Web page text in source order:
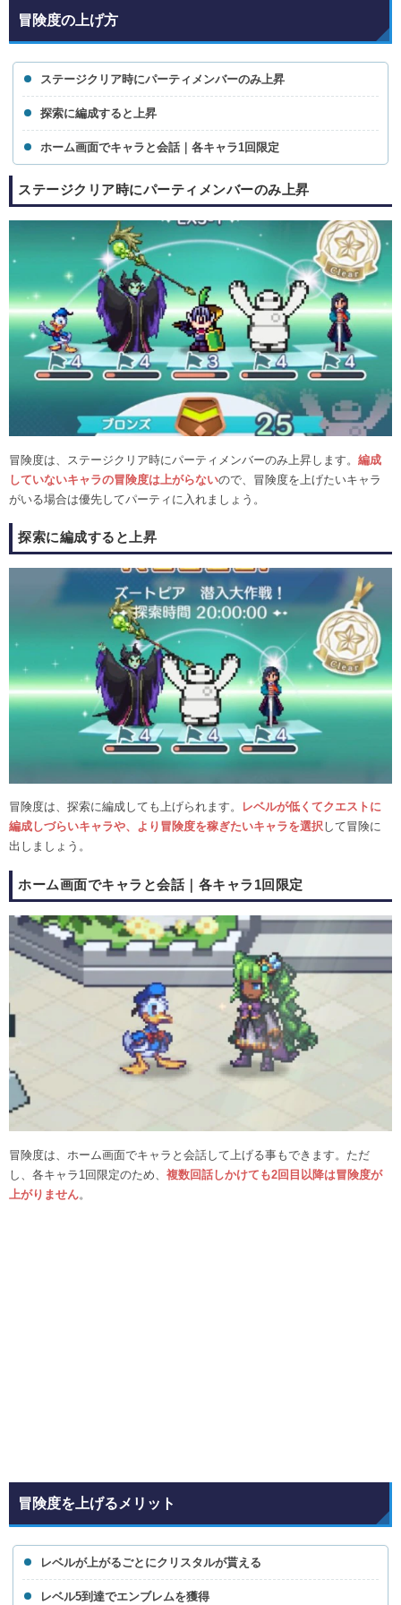
冒険度の上げ方
ステージクリア時にパーティメンバーのみ上昇
探索に編成すると上昇
ホーム画面でキャラと会話｜各キャラ1回限定
ステージクリア時にパーティメンバーのみ上昇
冒険度は、ステージクリア時にパーティメンバーのみ上昇します。 編成
していないキャラの冒険度は上がらないので、冒険度を上げたいキャラ
がいる場合は優先してパーティに入れましょう。
探索に編成すると上昇
冒険度は、探索に編成しても上げられます。
レベルが低くてクエストに
編成しづらいキャラや、より冒険度を稼ぎたいキャラを選択して冒険に
出しましょう。
ホーム画面でキャラと会話｜各キャラ1回限定
冒険度は、ホーム画面でキャラと会話して上げる事もできます。ただ
し、各キャラ1回限定のため、 複数回話しかけても2回目以降は冒険度が
上がりません。
冒険度を上げるメリット
レベルが上がるごとにクリスタルが貰える
レベル5到達でエンブレムを獲得